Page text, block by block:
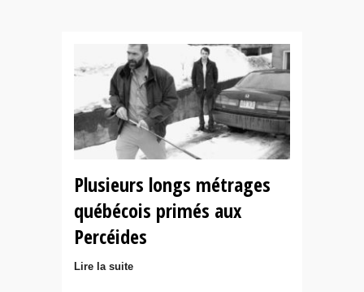
Plusieurs longs métrages
québécois primés aux
Percéides
Lire la suite